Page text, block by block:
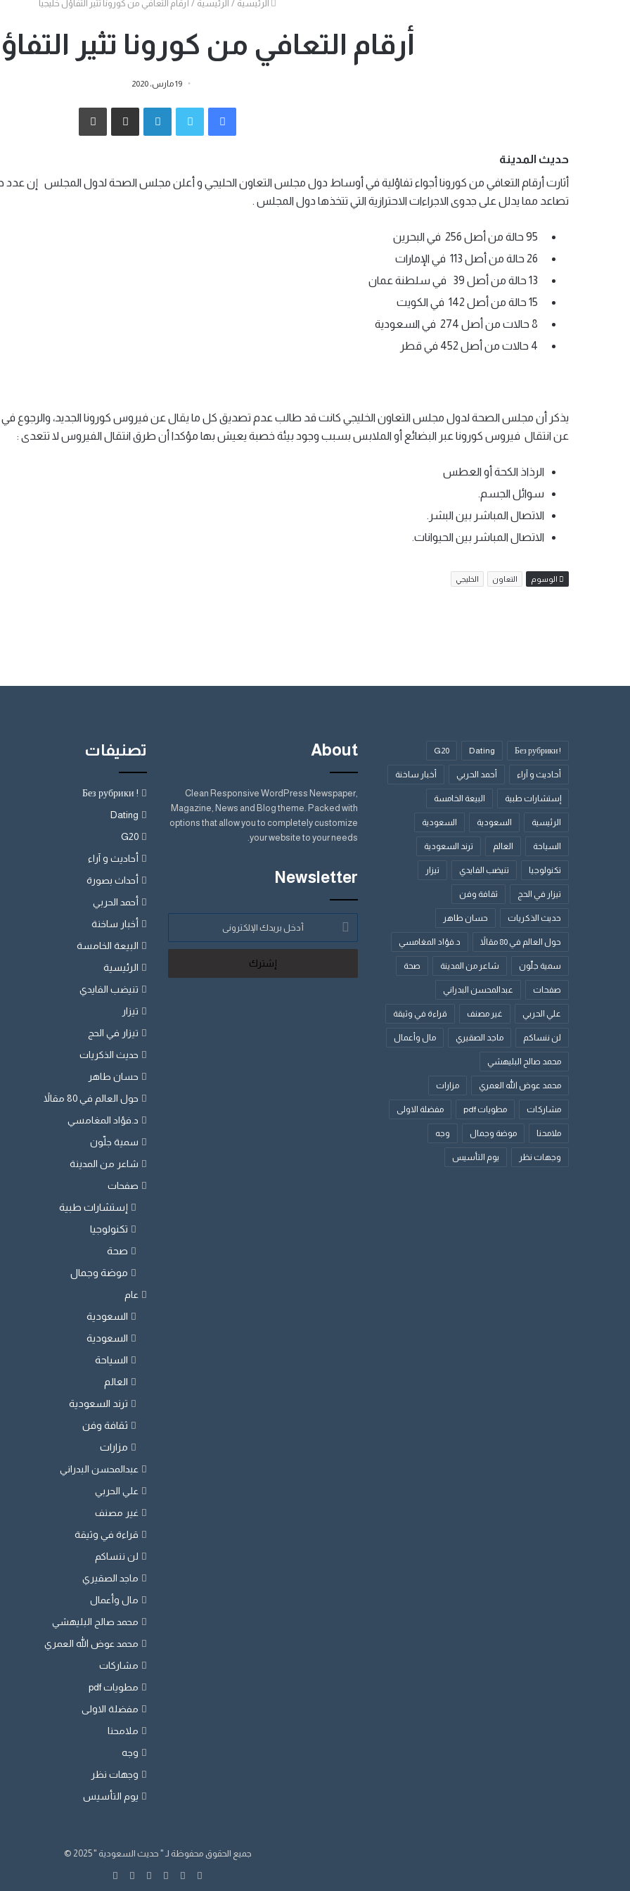
جانبي
الرئيسية / الرئيسية / أرقام التعافي من كورونا تثير التفاؤل خليجيا
أرقام التعافي من كورونا تثير
19 مارس، 2020
فيسبوكتويتر لينكدإن مشاركة عبر البريد طباعة
حديث المدينة
تصاعد مما يدلل على جدوى الاجراءات الاحترازية التي تتخذها دول المجلس .
يذكر أن مجلس الصحة لدول مجلس التعاون الخليجي كانت قد طالب عدم تصديق كل ما يقال عن فيروس كورونا الجديد، والرجوع في
عن انتقال فيروس كورونا عبر البضائع أو الملابس بسبب وجود بيئة خصبة يعيش بها مؤكدا أن طرق انتقال الفيروس لا تتعدى :
الرذاذ الكحة أو العطس
سوائل الجسم.
الاتصال المباشر بين البشر.
الاتصال المباشر بين الحيوانات.
الوسوم التعاون الخليجي
! Без рубрики
Dating
G20
أحاديث و آراء أحمد الحربي أخبار ساخنة
إستشارات طبية البيعة الخامسة
الرئيسية السعودية السعودية
السياحة العالم ترند السعودية
تكنولوجيا تنيضب الفايدي تيزار
تيزار في الحج ثقافة وفن
حديث الذكريات حسان طاهر
حول العالم في 80 مقالاً د.فؤاد المغامسي
سمية جلّون شاعر من المدينة صحة
صفحات عبدالمحسن البدراني
علي الحربي غير مصنف قراءة في وثيقة
لن ننساكم ماجد الصقيري مال وأعمال
محمد صالح البليهشي
محمد عوض الله العمري مزارات
مشاركات مطويات pdf مفضلة الاولى
ملامحنا موضة وجمال وجه
وجهات نظر يوم التأسيس
About
Clean Responsive WordPress Newspaper,
Magazine, News and Blog theme. Packed with
options that allow you to completely customize
your website to your needs.
Newsletter
بريدك
الإلكتروني
تصنيفات
! Без рубрики
Dating
G20
أحاديث و آراء
أحداث بصورة
أحمد الحربي
أخبار ساخنة
البيعة الخامسة
الرئيسية
تنيضب الفايدي
تيزار
تيزار في الحج
حديث الذكريات
حسان طاهر
حول العالم في 80 مقالاً
د.فؤاد المغامسي
سمية جلّون
شاعر من المدينة
صفحات
إستشارات طبية
تكنولوجيا
صحة
موضة وجمال
عام
السعودية
السعودية
السياحة
العالم
ترند السعودية
ثقافة وفن
مزارات
عبدالمحسن البدراني
علي الحربي
غير مصنف
قراءة في وثيقة
لن ننساكم
ماجد الصقيري
مال وأعمال
محمد صالح البليهشي
محمد عوض الله العمري
مشاركات
مطويات pdf
مفضلة الاولى
ملامحنا
وجه
وجهات نظر
يوم التأسيس
جميع الحقوق محفوظة لـ " حديث السعودية " 2025 ©
فيسبوك
تويتر يوتيوبانستقرامSnapChat